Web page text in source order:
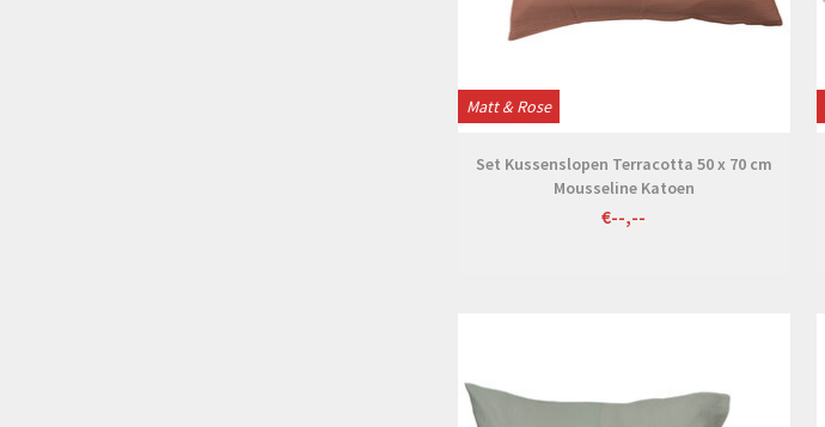
Matt & Rose
Set Kussenslopen Terracotta 50 x 70 cm
Mousseline Katoen
€--,--